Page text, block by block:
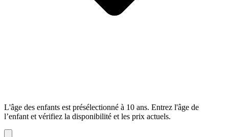
L'âge des enfants est présélectionné à 10 ans. Entrez l'âge de
l’enfant et vérifiez la disponibilité et les prix actuels.